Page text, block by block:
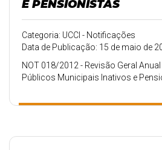
E PENSIONISTAS
Categoria: UCCI - Notificações
Data de Publicação: 15 de maio de
NOT 018/2012 - Revisão Geral
Públicos Municipais Inativos e